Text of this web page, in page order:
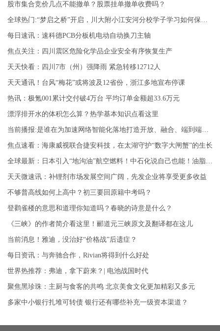
股市集合竞价几点不能撤单？股票挂单撤单收费吗？
全球热门:“梦启之桥”开启，川大附小江安河分校学子学习如何保护自己
每日速讯：速科德PCB分板机电动自动换刀主轴
焦点关注：四川震区危险化学品企业安全有序恢复生产
天天快看：四川7市（州）强降雨 紧急转移12712人
天天通讯！台风“梅花”或将波及12省份，浙江多地宣布停课
热讯：极氪001累计交付破4万台 平均订单金额超33.6万元
漂浮排开水的体积怎么算？热学基本知识点看这里
当前播报:是谁在为加速网络智能化落地打造开放、融合、端到端平台？
焦点速看：海康威视联合捷安科技，在太湖守护“数字大闸蟹”的生长
全球最新：日本引入“地沟油”航空燃料！中石化说自己也能！油脂加氢路线技术成色几何？
天天微速讯：补锂剂市场发展空间广阔，先发企业将享受更多收益
不够普高线如何上高中？初三要回原籍中考吗？
登鹳雀楼的意思和道理你知道吗？春晓的诗意是什么？
《三峡》的作者简介看这里！郦道元三峡原文及翻译都在这儿
当前消息！雅迪，没治好“价格战”后遗症？
每日资讯：与奔驰合作，Rivian将得到什么好处
世界热推荐：弗迪，拿下蔚来？| 电池战国时代
聚焦黑珍珠：主厨与食客的共鸣 北京美食文化更加精彩又多元
多家中小银行扎堆可转债 银行还有哪些补充一级资本渠道？